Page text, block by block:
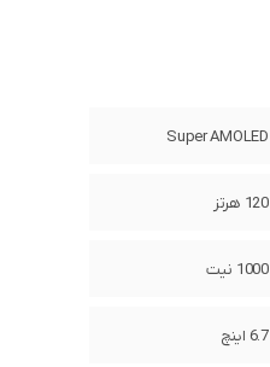
Super AMOLED
120 هرتز
1000 نیت
6.7 اینچ